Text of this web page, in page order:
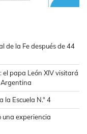
de la Fe después de 44
el papa León XIV visitará
Argentina
la Escuela N.° 4
una experiencia